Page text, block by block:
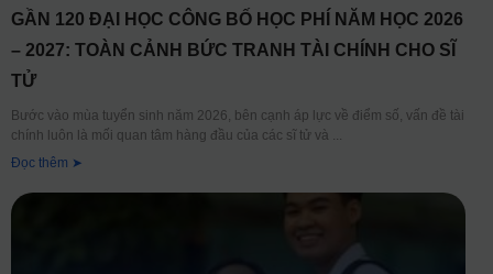
GẦN 120 ĐẠI HỌC CÔNG BỐ HỌC PHÍ NĂM HỌC 2026
– 2027: TOÀN CẢNH BỨC TRANH TÀI CHÍNH CHO SĨ
TỬ
Bước vào mùa tuyển sinh năm 2026, bên cạnh áp lực về điểm số, vấn đề tài
chính luôn là mối quan tâm hàng đầu của các sĩ tử và
Đọc thêm ➤